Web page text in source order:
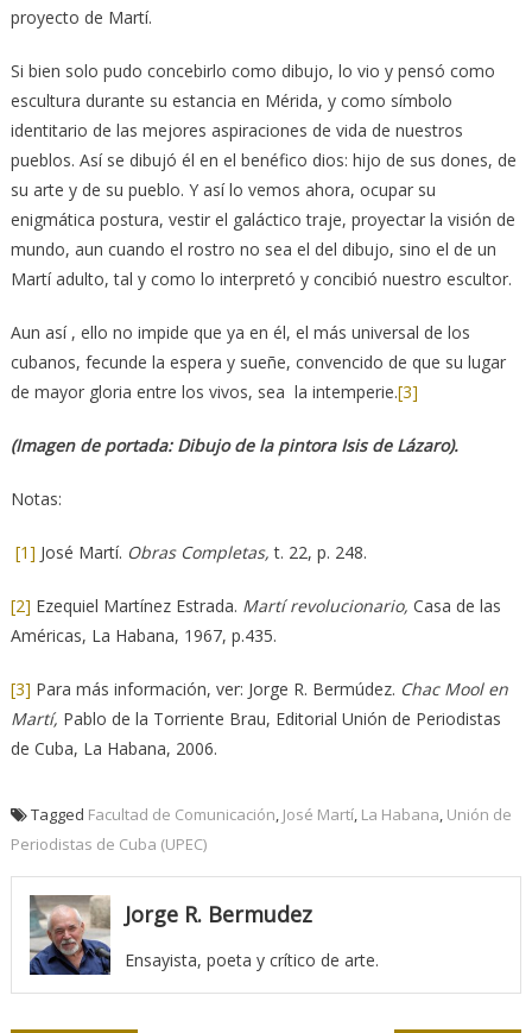
proyecto de Martí.
Si bien solo pudo concebirlo como dibujo, lo vio y pensó como
escultura durante su estancia en Mérida, y como símbolo
identitario de las mejores aspiraciones de vida de nuestros
pueblos. Así se dibujó él en el benéfico dios: hijo de sus dones, de
su arte y de su pueblo. Y así lo vemos ahora, ocupar su
enigmática postura, vestir el galáctico traje, proyectar la visión de
mundo, aun cuando el rostro no sea el del dibujo, sino el de un
Martí adulto, tal y como lo interpretó y concibió nuestro escultor.
Aun así , ello no impide que ya en él, el más universal de los
cubanos, fecunde la espera y sueñe, convencido de que su lugar
de mayor gloria entre los vivos, sea la intemperie.[3]
(Imagen de portada: Dibujo de la pintora Isis de Lázaro).
Notas:
[1] José Martí. Obras Completas,t. 22, p. 248.
[2] Ezequiel Martínez Estrada. Martí revolucionario, Casa de las
Américas, La Habana, 1967, p.435.
[3] Para más información, ver: Jorge R. Bermúdez. Chac Mool en
Martí, Pablo de la Torriente Brau, Editorial Unión de Periodistas
de Cuba, La Habana, 2006.
Tagged Facultad de Comunicación, José Martí, La Habana, Unión de
Periodistas de Cuba (UPEC)
Jorge R. Bermudez
Ensayista, poeta y crítico de arte.